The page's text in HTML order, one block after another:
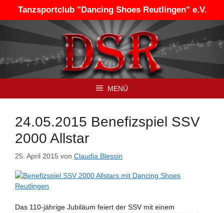
springen
Tanzsportclub "Dancing Shoes Reutlingen" e.V.
MENÜ
24.05.2015 Benefizspiel SSV
2000 Allstar
25. April 2015 von Claudia Blessin
Das 110-jährige Jubiläum feiert der SSV mit einem